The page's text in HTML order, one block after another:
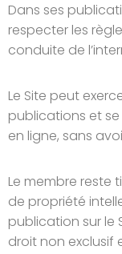
Dans ses
respecter les
conduite de
Le Site peut
publications et se
en ligne, sans
Le membre reste
de propriété
publication sur le
droit non exclusif